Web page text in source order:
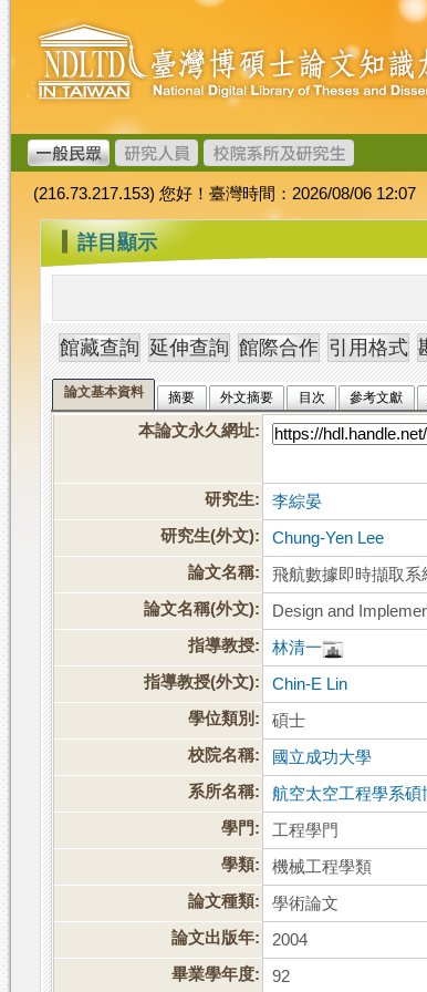
跳
到
主
要
內
容
臺
灣
博
碩
士
論
文
加
值
系
統
(216.73.217.153) 您好！臺灣時間：2026/08/06 12:07
::: 詳目顯示
論文基本資料 摘要 外文摘要 目次 參考文獻
本論文永久網址:
研究生:
李綜晏
研究生(外文):
Chung-Yen Lee
論文名稱:
飛航數據即時擷取系
論文名稱(外文):
Design and
指導教授:
林清一
指導教授(外文):
Chin-E Lin
學位類別:
碩士
校院名稱:
國立成功大學
系所名稱:
航空太空工程學系碩
學門:
工程學門
學類:
機械工程學類
論文種類:
學術論文
論文出版年:
2004
畢業學年度:
92